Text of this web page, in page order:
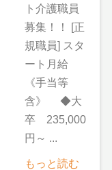
ト介護職員
募集！！ [正
規職員] スタ
ート月給
《手当等
含》 ◆大
卒 235,000
円～ ...
もっと読む